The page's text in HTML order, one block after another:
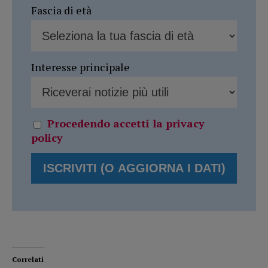
Fascia di età
Interesse principale
Procedendo accetti la privacy
policy
Correlati